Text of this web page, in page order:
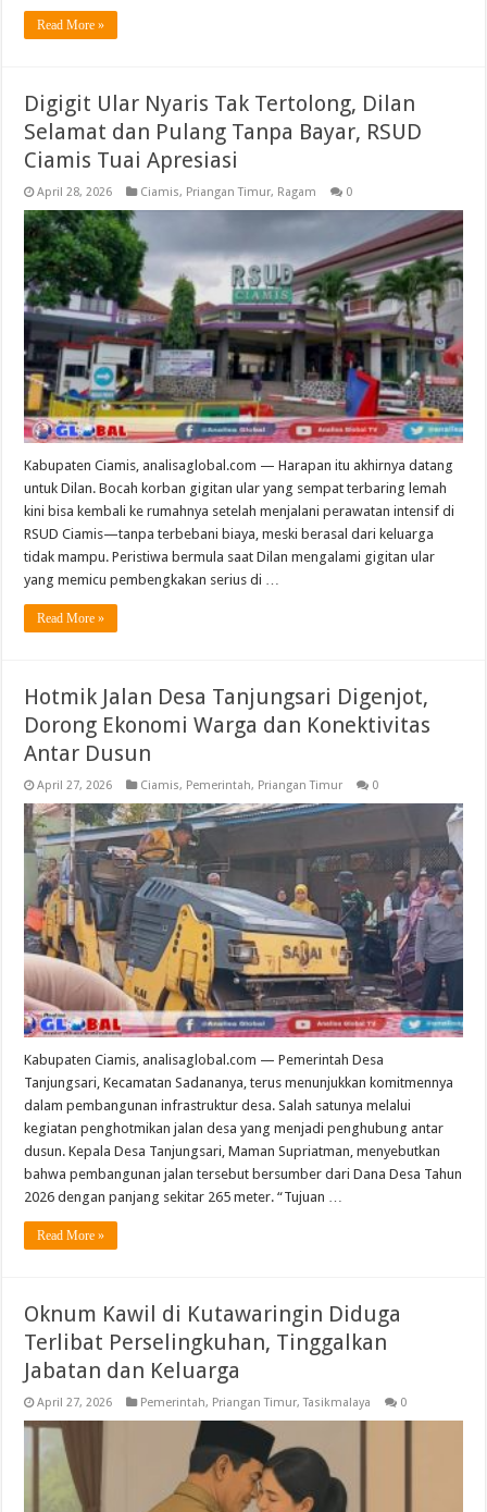
Read More »
Digigit Ular Nyaris Tak Tertolong, Dilan
Selamat dan Pulang Tanpa Bayar, RSUD
Ciamis Tuai Apresiasi
April 28, 2026 Ciamis, Priangan Timur, Ragam 0
Kabupaten Ciamis, analisaglobal.com — Harapan itu akhirnya datang
untuk Dilan. Bocah korban gigitan ular yang sempat terbaring lemah
kini bisa kembali ke rumahnya setelah menjalani perawatan intensif di
RSUD Ciamis—tanpa terbebani biaya, meski berasal dari keluarga
tidak mampu. Peristiwa bermula saat Dilan mengalami gigitan ular
yang memicu pembengkakan serius di …
Read More »
Hotmik Jalan Desa Tanjungsari Digenjot,
Dorong Ekonomi Warga dan Konektivitas
Antar Dusun
April 27, 2026 Ciamis, Pemerintah, Priangan Timur 0
Kabupaten Ciamis, analisaglobal.com — Pemerintah Desa
Tanjungsari, Kecamatan Sadananya, terus menunjukkan komitmennya
dalam pembangunan infrastruktur desa. Salah satunya melalui
kegiatan penghotmikan jalan desa yang menjadi penghubung antar
dusun. Kepala Desa Tanjungsari, Maman Supriatman, menyebutkan
bahwa pembangunan jalan tersebut bersumber dari Dana Desa Tahun
2026 dengan panjang sekitar 265 meter. “Tujuan …
Read More »
Oknum Kawil di Kutawaringin Diduga
Terlibat Perselingkuhan, Tinggalkan
Jabatan dan Keluarga
April 27, 2026 Pemerintah, Priangan Timur,Tasikmalaya 0